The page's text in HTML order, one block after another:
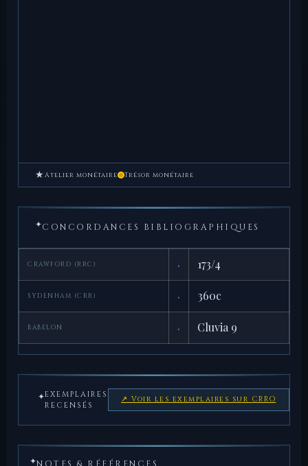
★ Atelier monétaire Trésor monétaire
✦CONCORDANCES BIBLIOGRAPHIQUES
CRAWFORD (RRC) · 173/4
SYDENHAM (CRR) · 360c
BABELON · Cluvia 9
✦EXEMPLAIRES
RECENSÉS
↗ Voir les exemplaires sur CRRO
✦